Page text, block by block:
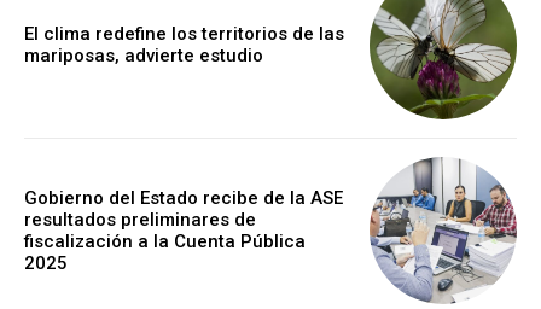
El clima redefine los territorios de las
mariposas, advierte estudio
Gobierno del Estado recibe de la ASE
resultados preliminares de
fiscalización a la Cuenta Pública
2025